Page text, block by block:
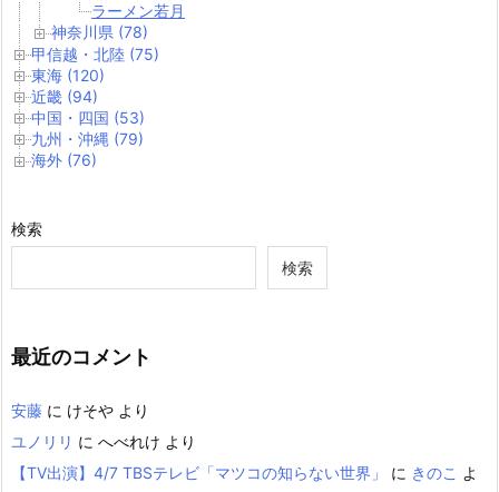
ラーメン若月
神奈川県 (78)
甲信越・北陸 (75)
東海 (120)
近畿 (94)
中国・四国 (53)
九州・沖縄 (79)
海外 (76)
検索
検索
最近のコメント
安藤 に けそや より
ユノリリ に へべれけ より
【TV出演】4/7 TBSテレビ「マツコの知らない世界」
に きのこ よ